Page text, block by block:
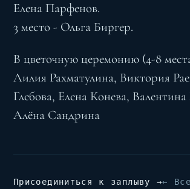
Елена Парфенов.
3 место - Ольга Биргер.
В цветочную церемонию (4-8
Лилия Рахматулина, Виктория
Глебова, Елена Конева,
Алёна Сандрина
Присоединиться к заплыву →←